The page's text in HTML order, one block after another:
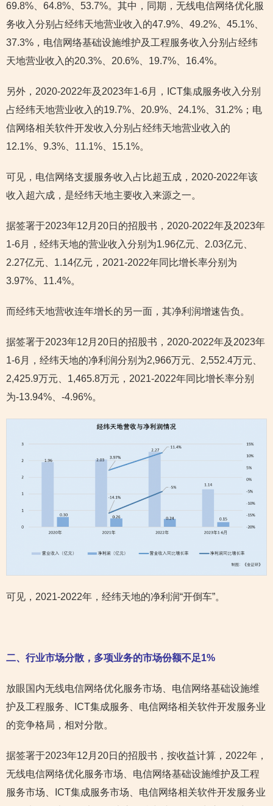
69.8%、64.8%、53.7%。其中，同期，无线电信网络优化服
务收入分别占经纬天地营业收入的47.9%、49.2%、45.1%、
37.3%，电信网络基础设施维护及工程服务收入分别占经纬
天地营业收入的20.3%、20.6%、19.7%、16.4%。
另外，2020-2022年及2023年1-6月，ICT集成服务收入分别
占经纬天地营业收入的19.7%、20.9%、24.1%、31.2%；电
信网络相关软件开发收入分别占经纬天地营业收入的
12.1%、9.3%、11.1%、15.1%。
可见，电信网络支援服务收入占比超五成，2020-2022年该
收入超六成，是经纬天地主要收入来源之一。
据签署于2023年12月20日的招股书，2020-2022年及2023年
1-6月，经纬天地的营业收入分别为1.96亿元、2.03亿元、
2.27亿元、1.14亿元，2021-2022年同比增长率分别为
3.97%、11.4%。
而经纬天地营收连年增长的另一面，其净利润增速告负。
据签署于2023年12月20日的招股书，2020-2022年及2023年
1-6月，经纬天地的净利润分别为2,966万元、2,552.4万元、
2,425.9万元、1,465.8万元，2021-2022年同比增长率分别
为-13.94%、-4.96%。
可见，2021-2022年，经纬天地的净利润“开倒车”。
二、行业市场分散，多项业务的市场份额不足1%
放眼国内无线电信网络优化服务市场、电信网络基础设施维
护及工程服务、ICT集成服务、电信网络相关软件开发服务业
的竞争格局，相对分散。
据签署于2023年12月20日的招股书，按收益计算，2022年，
无线电信网络优化服务市场、电信网络基础设施维护及工程
服务市场、ICT集成服务市场、电信网络相关软件开发服务业